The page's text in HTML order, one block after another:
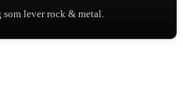
lever rock & metal.